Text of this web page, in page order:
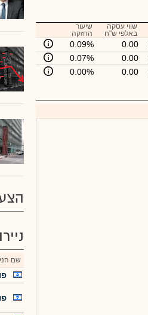
שווי עסקה
באלפי ש"ח
שיעור
החזקה
0.00
0.09%
0.00
0.07%
0.00
0.00%
שם